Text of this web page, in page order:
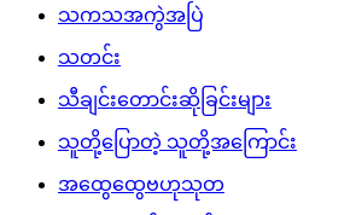
သကသအကွဲအပြဲ
သတင်း
သီချင်းတောင်းဆိုခြင်းများ
သူတို့ပြောတဲ့ သူတို့အကြောင်း
အထွေထွေဗဟုသုတ